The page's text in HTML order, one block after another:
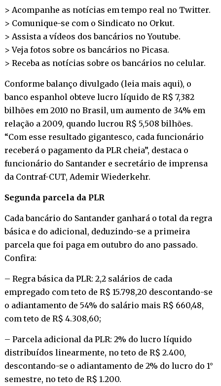
> Acompanhe as notícias em tempo real no Twitter.
> Comunique-se com o Sindicato no Orkut.
> Assista a vídeos dos bancários noYoutube.
> Veja fotos sobre os bancários no Picasa.
> Receba as notícias sobre os bancários no celular.
Conforme balanço divulgado (leia mais aqui), o
banco espanhol obteve lucro líquido de R$ 7,382
bilhões em 2010 no Brasil, um aumento de 34% em
relação a 2009, quando lucrou R$ 5,508 bilhões.
“Com esse resultado gigantesco, cada funcionário
receberá o pagamento da PLR cheia”, destaca o
funcionário do Santander e secretário de imprensa
da Contraf-CUT, Ademir Wiederkehr.
Segunda parcela da PLR
Cada bancário do Santander ganhará o total da regra
básica e do adicional, deduzindo-se a primeira
parcela que foi paga em outubro do ano passado.
Confira:
– Regra básica da PLR: 2,2 salários de cada
empregado com teto de R$ 15.798,20 descontando-se
o adiantamento de 54% do salário mais R$ 660,48,
com teto de R$ 4.308,60;
– Parcela adicional da PLR: 2% do lucro líquido
distribuídos linearmente, no teto de R$ 2.400,
descontando-se o adiantamento de 2% do lucro do 1°
semestre, no teto de R$ 1.200.